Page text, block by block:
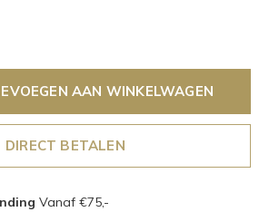
AAN WINKELWAGEN
DIRECT BETALEN
Vanaf €75,-